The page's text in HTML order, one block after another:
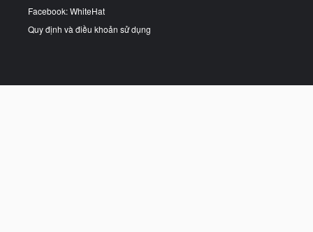
Facebook: WhiteHat
Quy định và điều khoản sử dụng